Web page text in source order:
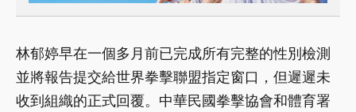
林郁婷早在一個多月前已完成所有完整的性別檢測
並將報告提交給世界拳擊聯盟指定窗口，但遲遲未
收到組織的正式回覆。中華民國拳擊協會和體育署